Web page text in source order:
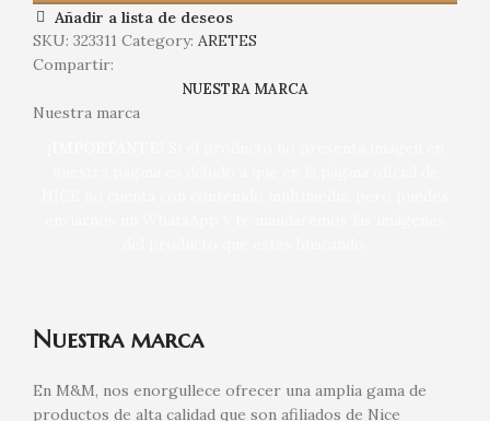
Añadir a lista de deseos
SKU: 323311 Category: ARETES
Compartir:
NUESTRA MARCA
Nuestra marca
Nuestra marca
En M&M, nos enorgullece ofrecer una amplia gama de
productos de alta calidad que son afiliados de Nice